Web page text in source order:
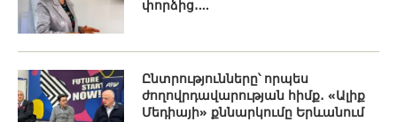
փորձից․...
Ընտրությունները՝ որպես
ժողովրդավարության հիմք․ «Ալիք
Մեդիայի» քննարկումը Երևանում